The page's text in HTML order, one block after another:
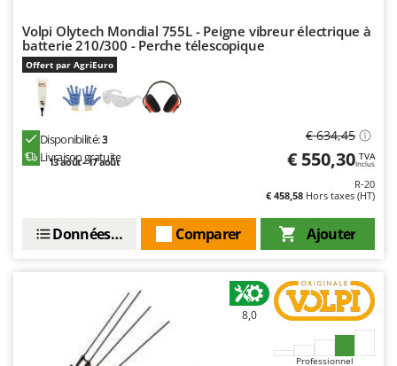
Volpi Olytech Mondial 755L - Peigne vibreur électrique à
batterie 210/300 - Perche télescopique
Offert par AgriEuro
Disponibilité:3
Livraison gratuite
13 août - 17 août
€ 634,45
€ 550,30 TVA
Inclus
R-20
€ 458,58 Hors taxes (HT)
Ajouter
Comparer
Données techniques
8,0
Professionnel